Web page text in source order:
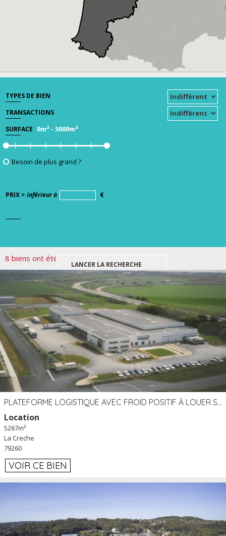
TYPES DE BIEN
TRANSACTIONS
SURFACE 0m² - 5000m²
Besoin de plus grand ?
PRIX > inférieur à €
8 biens ont été trouvés pour votre recherche.
PLATEFORME LOGISTIQUE AVEC FROID POSITIF À LOUER SECTEUR NIORT (79)
Location
5267m²
La Creche
79260
VOIR CE BIEN